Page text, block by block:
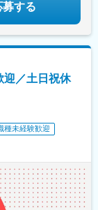
募する
迎／土日祝休
種未経験歓迎